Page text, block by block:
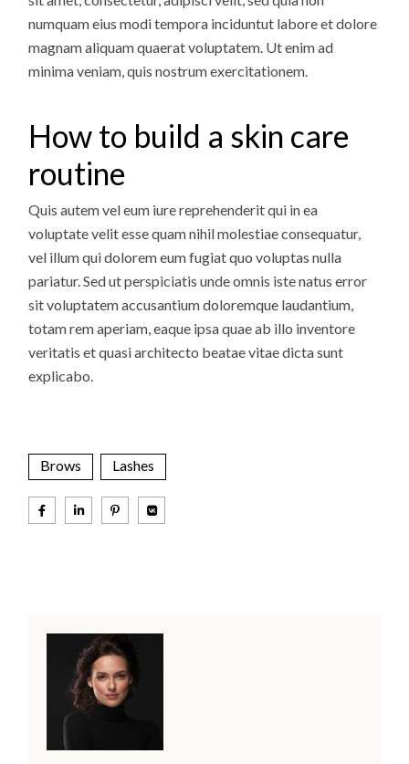
numquam eius modi tempora inciduntut labore et dolore
magnam aliquam quaerat voluptatem. Ut enim ad
minima veniam, quis nostrum exercitationem.
How to build a skin care
routine
Quis autem vel eum iure reprehenderit qui in ea
voluptate velit esse quam nihil molestiae consequatur,
vel illum qui dolorem eum fugiat quo voluptas nulla
pariatur. Sed ut perspiciatis unde omnis iste natus error
sit voluptatem accusantium doloremque laudantium,
totam rem aperiam, eaque ipsa quae ab illo inventore
veritatis et quasi architecto beatae vitae dicta sunt
explicabo.
Brows Lashes